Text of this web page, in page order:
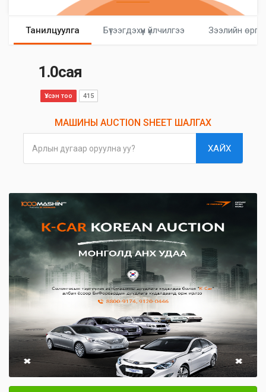
Танилцуулга Бүтээгдэхүүн үйлчилгээ Зээлийн
1.0сая
Үзсэн тоо 415
МАШИНЫ AUCTION SHEET ШАЛГАХ
Арлын дугаар оруулна уу? ХАЙХ